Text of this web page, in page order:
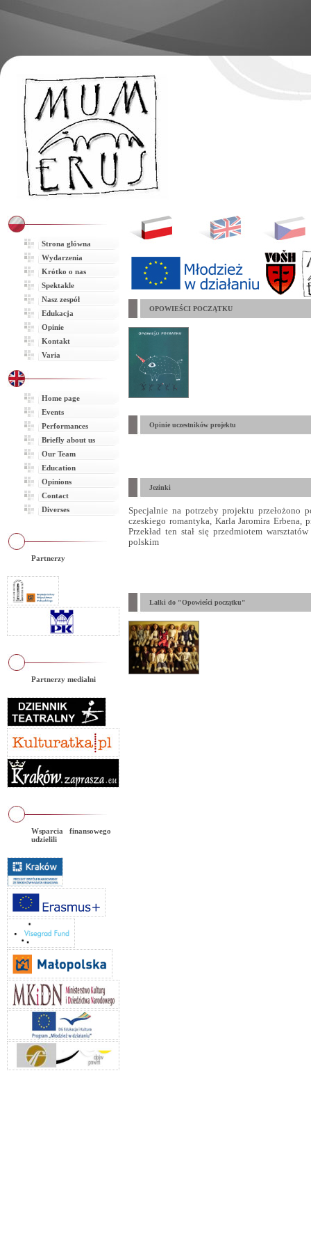
Strona główna
Wydarzenia
Krótko o nas
Spektakle
Nasz zespół
Edukacja
Opinie
Kontakt
Varia
Home page
Events
Performances
Briefly about us
Our Team
Education
Opinions
Contact
Diverses
Partnerzy
Partnerzy medialni
Wsparcia finansowego
udzielili
OPOWIEŚCI POCZĄTKU
Opinie uczestników projektu
Jezinki
Specjalnie na potrzeby projektu przełożono
czeskiego romantyka, Karla Jaromira Erbena,
Przekład ten stał się przedmiotem
polskim
Lalki do "Opowieści początku"